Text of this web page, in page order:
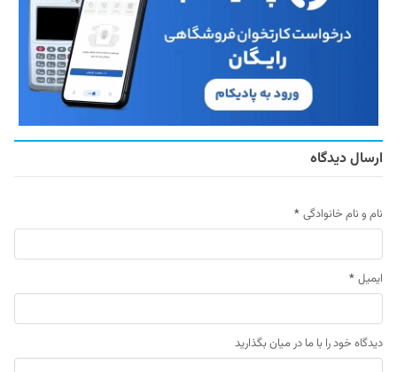
ارسال دیدگاه
نام و نام خانوادگی *
ایمیل *
دیدگاه خود را با ما در میان بگذارید